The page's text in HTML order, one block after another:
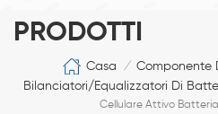
PRODOTTI
Casa / Componente
Bilanciatori/equalizzatori Di
Cellulare Attivo